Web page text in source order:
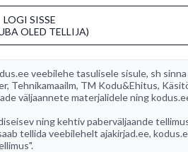
LOGI SISSE
OLED TELLIJA)
veebilehe tasulisele sisule, sh
, Tehnikamaailm, TM Kodu&Ehitus,
väljaannete materjalidele ning
ning kehtiv paberväljaande
tellida veebilehelt ajakirjad.ee,